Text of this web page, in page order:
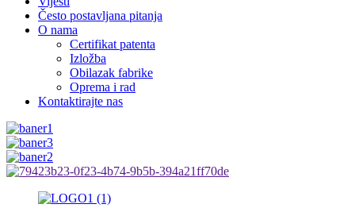
Često postavljana pitanja
O nama
Certifikat patenta
Izložba
Obilazak fabrike
Oprema i rad
Kontaktirajte nas